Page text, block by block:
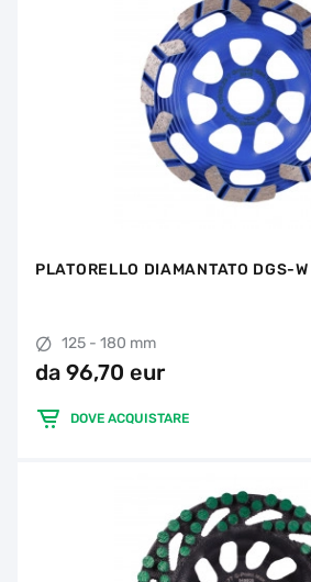
PLATORELLO DIAMANTATO DGS-
125 - 180 mm
da 96,70 eur
DOVE ACQUISTARE